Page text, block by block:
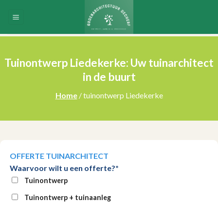
Tuinontwerp Liedekerke: Uw tuinarchitect
in de buurt
Home/ tuinontwerp Liedekerke
OFFERTE TUINARCHITECT
Waarvoor wilt u een offerte?*
Tuinontwerp
Tuinontwerp + tuinaanleg